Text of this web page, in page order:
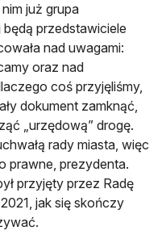
już grupa
przedstawiciele
nad uwagami:
oraz nad
coś przyjęliśmy,
dokument zamknąć,
„urzędową” drogę.
rady miasta, więc
prawne, prezydenta.
przyjęty przez Radę
jak się skończy